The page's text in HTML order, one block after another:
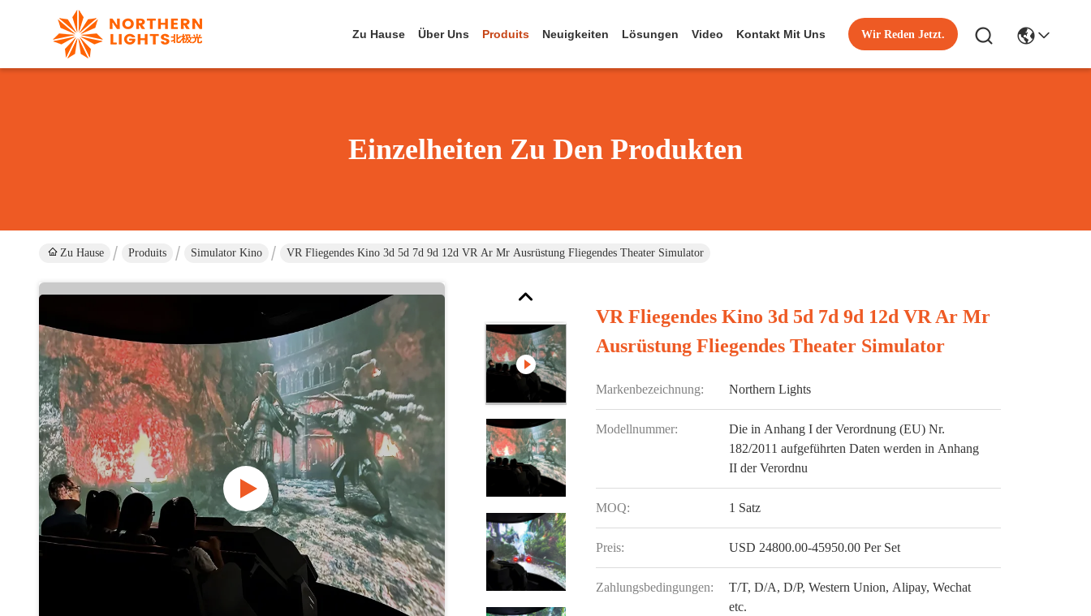
Zu Hause Über Uns Produits Neuigkeiten Lösungen Video Kontakt Mit Uns Wir Reden Jetzt.
Einzelheiten Zu Den Produkten
Zu Hause Produits Simulator Kino VR Fliegendes Kino 3d 5d 7d 9d 12d VR Ar Mr Ausrüstung Fliegendes Theater Simulator
VR Fliegendes Kino 3d 5d 7d 9d 12d VR Ar Mr
Ausrüstung Fliegendes Theater Simulator
Markenbezeichnung: Northern Lights
Modellnummer:
Die in Anhang I der Verordnung (EU) Nr.
182/2011 aufgeführten Daten werden in Anhang
II der Verordnu
MOQ: 1 Satz
Preis: USD 24800.00-45950.00 Per Set
Zahlungsbedingungen:
T/T, D/A, D/P, Western Union, Alipay, Wechat
etc.